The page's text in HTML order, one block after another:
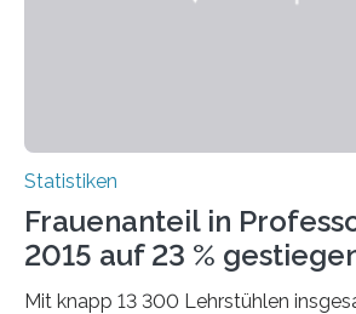
Statistiken
Frauenanteil in
2015 auf 23 %
Mit knapp 13 300 Lehrstühlen